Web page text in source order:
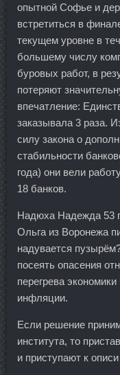
опытной Софье и
встретиться в
текущем уровне в
большему числу
буровых работ, в
потеряют
впечатление:
заказывала 3 раза.
силу закона о
стабильности
года) они вели
18 банков.
Надюха Надежда 53
Ольга из Воронежа
надувается
посеять опасения
перегрева
инфляции.
Если решение
института, то
и приступают к